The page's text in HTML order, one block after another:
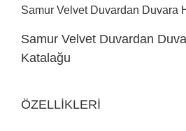
Samur Velvet Duvardan Duvara
Samur Velvet Duvardan
Katalağu
ÖZELLİKLERİ